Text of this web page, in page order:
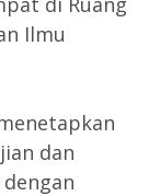
Ilmu
dan